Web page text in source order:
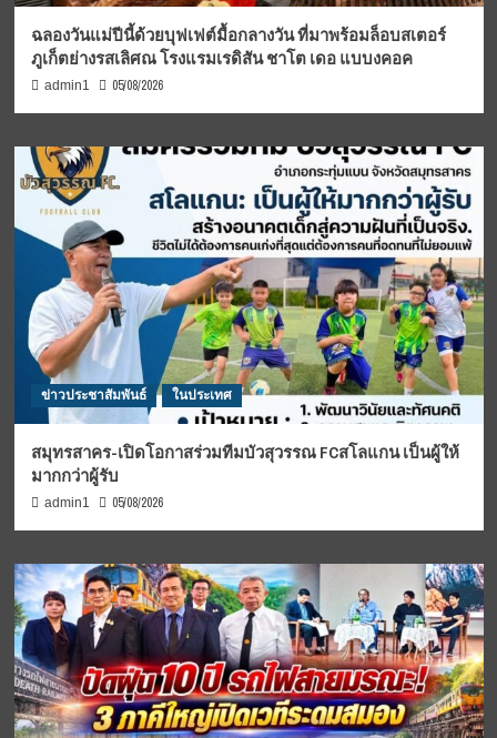
ฉลองวันแม่ปีนี้ด้วยบุฟเฟต์มื้อกลางวัน ที่มาพร้อมล็อบสเตอร์
ภูเก็ตย่างรสเลิศณ โรงแรมเรดิสัน ชาโต เดอ แบบงคอค
admin1 05/08/2026
ข่าวประชาสัมพันธ์ ในประเทศ
สมุทรสาคร-เปิดโอกาสร่วมทีมบัวสุวรรณ FCสโลแกน เป็นผู้ให้
มากกว่าผู้รับ
admin1 05/08/2026